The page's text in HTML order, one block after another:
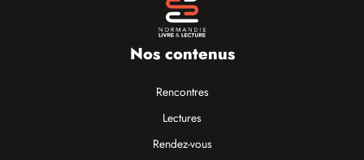
Nos contenus
Rencontres
Lectures
Rendez-vous